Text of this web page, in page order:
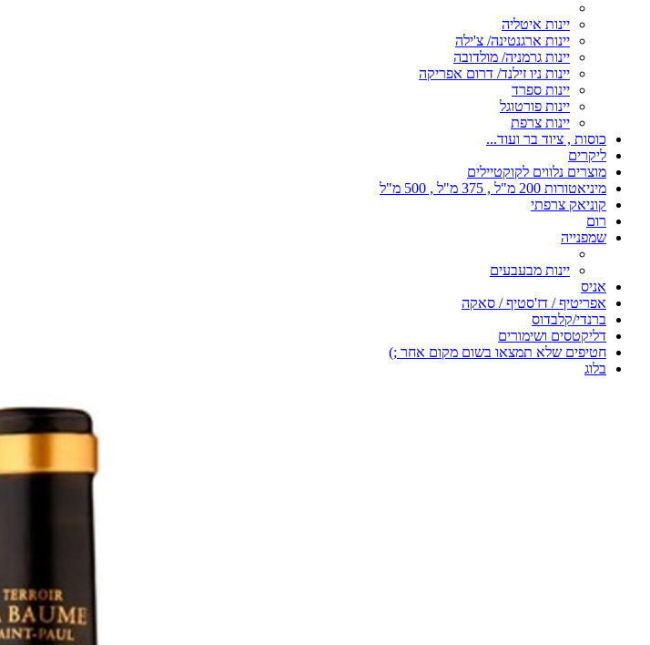
יינות איטליה
יינות ארגנטינה/ צ'ילה
יינות גרמניה/ מולדובה
יינות ניו זילנד/ דרום אפריקה
יינות ספרד
יינות פורטוגל
יינות צרפת
כוסות , ציוד בר ועוד...
ליקרים
מוצרים נלווים לקוקטיילים
מיניאטורות 200 מ"ל , 375 מ"ל , 500 מ"ל
קוניאק צרפתי
רום
שמפנייה
יינות מבעבעים
אניס
אפריטיף / דז'סטיף / סאקה
ברנדי/קלבדוס
דליקטסים ושימורים
חטיפים שלא תמצאו בשום מקום אחר ;)
בלוג